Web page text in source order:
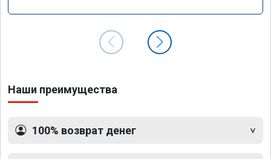
Наши преимущества
100% возврат денег